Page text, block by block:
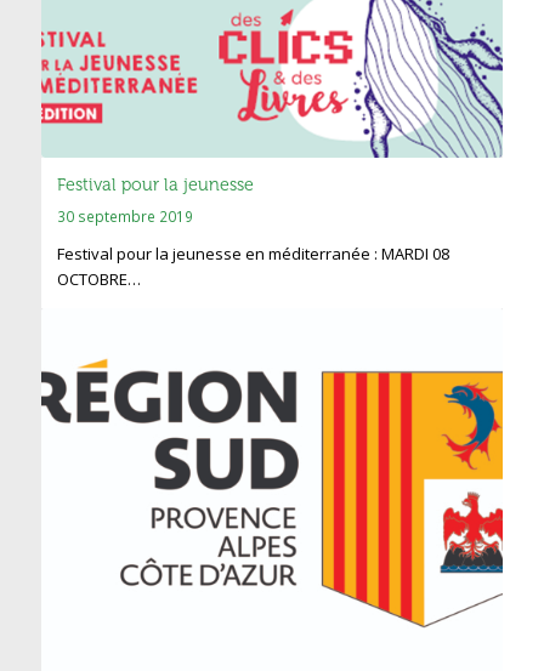
Festival pour la jeunesse
30 septembre 2019
Festival pour la jeunesse en méditerranée : MARDI 08
OCTOBRE…